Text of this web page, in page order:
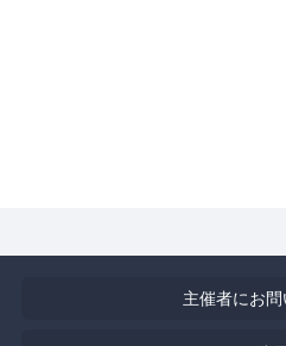
主催者にお